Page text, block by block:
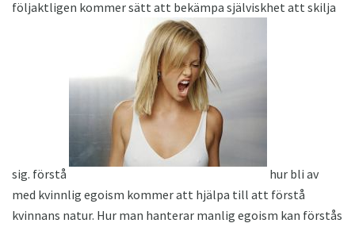
följaktligen kommer sätt att bekämpa själviskhet att skilja
sig. förstå
hur bli av
med kvinnlig egoism kommer att hjälpa till att förstå
kvinnans natur. Hur man hanterar manlig egoism kan förstås